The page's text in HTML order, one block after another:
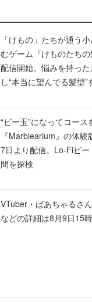
「けもの」たちが通う
むゲーム『けものたち
配信開始。悩みを持っ
し“本当に望んでる髪型
“ビー玉”になってコース
『Marblearium』の体
7日より配信。Lo-Fiビ
間を探検
VTuber・ばあちゃるさ
などの詳細は8月9日15